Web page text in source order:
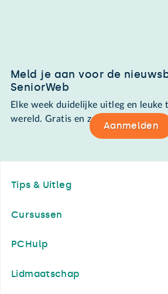
Meld je aan voor de
SeniorWeb
Elke week duidelijke uitleg en leuke
wereld. Gratis en zomaar in de
Aanmelden
Tips & Uitleg
Cursussen
PCHulp
Lidmaatschap